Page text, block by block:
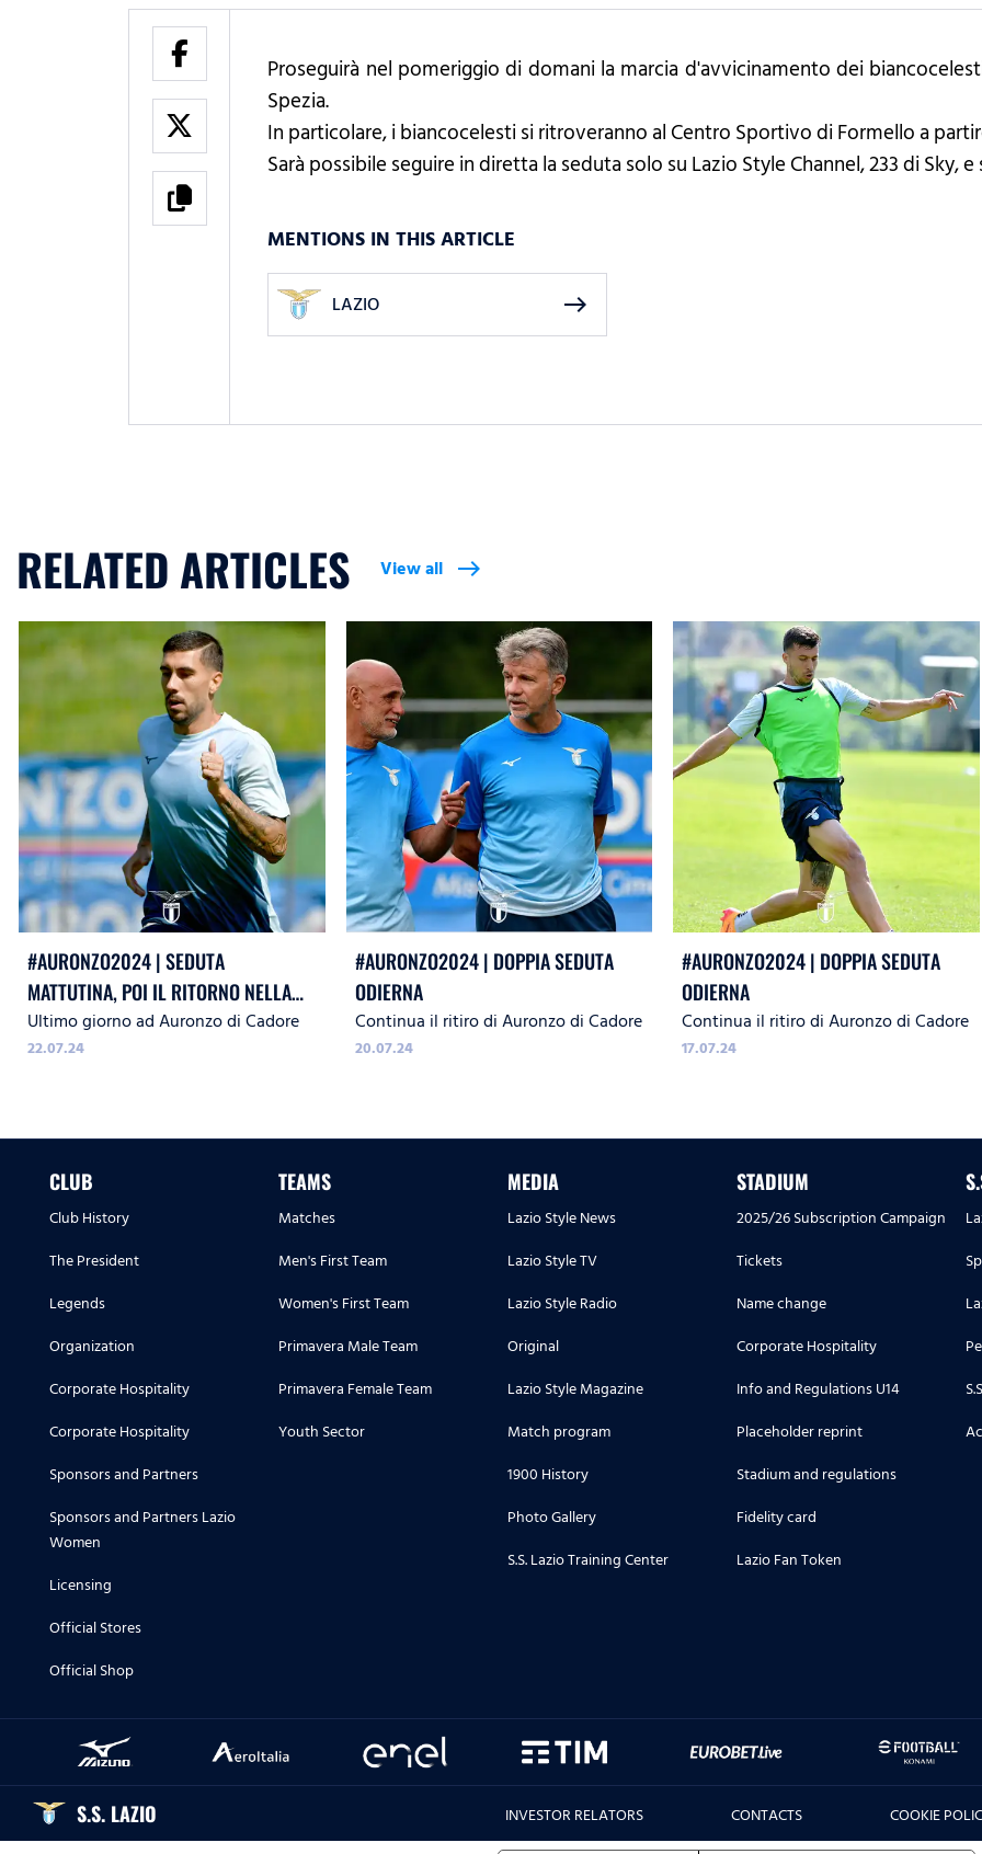
Proseguirà nel pomeriggio di domani la marcia d'avvicinamento dei
Spezia.
In particolare, i biancocelesti si ritroveranno al Centro Sportivo di Formello a
Sarà possibile seguire in diretta la seduta solo su Lazio Style Channel, 233 di Sky, e
MENTIONS IN THIS ARTICLE
LAZIO east
RELATED ARTICLES View all east
#AURONZO2024 | SEDUTA
MATTUTINA, POI IL RITORNO NELLA
CAPITALE
Ultimo giorno ad Auronzo di Cadore
22.07.24
#AURONZO2024 | DOPPIA SEDUTA
ODIERNA
Continua il ritiro di Auronzo di Cadore
20.07.24
#AURONZO2024 | DOPPIA SEDUTA
ODIERNA
Continua il ritiro di Auronzo di Cadore
17.07.24
CLUB
Club History
The President
Legends
Organization
Corporate Hospitality
Corporate Hospitality
Sponsors and Partners
Sponsors and Partners Lazio
Women
Licensing
Official Stores
Official Shop
TEAMS
Matches
Men's First Team
Women's First Team
Primavera Male Team
Primavera Female Team
Youth Sector
MEDIA
Lazio Style News
Lazio Style TV
Lazio Style Radio
Original
Lazio Style Magazine
Match program
1900 History
Photo Gallery
S.S. Lazio Training Center
STADIUM
2025/26 Subscription Campaign
Tickets
Name change
Corporate Hospitality
Info and Regulations U14
Placeholder reprint
Stadium and regulations
Fidelity card
Lazio Fan Token
S.S. LAZIO INVESTOR RELATORS CONTACTS COOKIE